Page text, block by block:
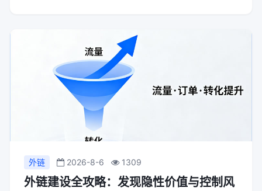
见陷阱，确保友链策略持续为网站SEO带来正向收
外链 2026-8-6 1309
外链建设全攻略：发现隐性价值与控制风